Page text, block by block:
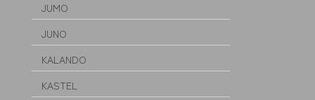
JUMO
JUNO
KALANDO
KASTEL